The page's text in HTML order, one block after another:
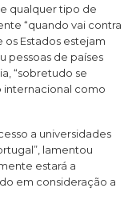
qualquer tipo de
“quando vai contra
os Estados estejam
pessoas de países
“sobretudo se
como
a universidades
lamentou
estará a
em consideração a